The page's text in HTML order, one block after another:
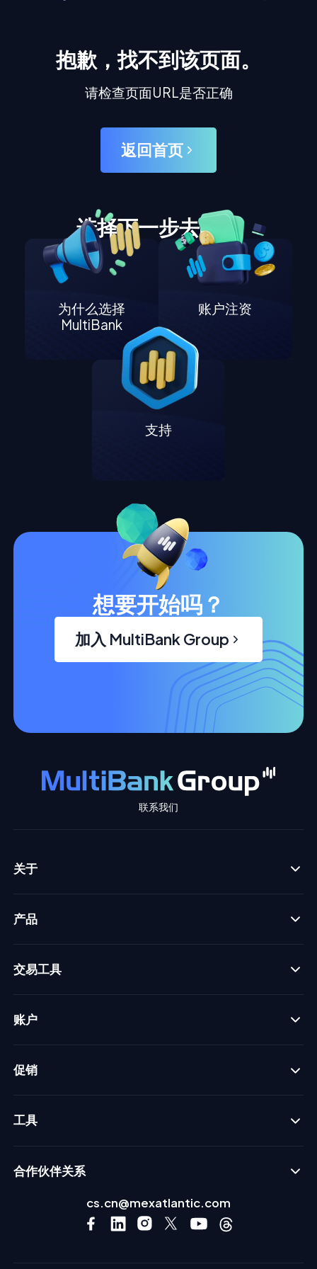
抱歉，找不到该页面。
请检查页面URL是否正确
返回首页
选择下一步去哪里
为什么选择
MultiBank
账户注资
支持
想要开始吗？
加入 MultiBank Group
联系我们
关于
产品
交易工具
账户
促销
工具
合作伙伴关系
cs.cn@mexatlantic.com